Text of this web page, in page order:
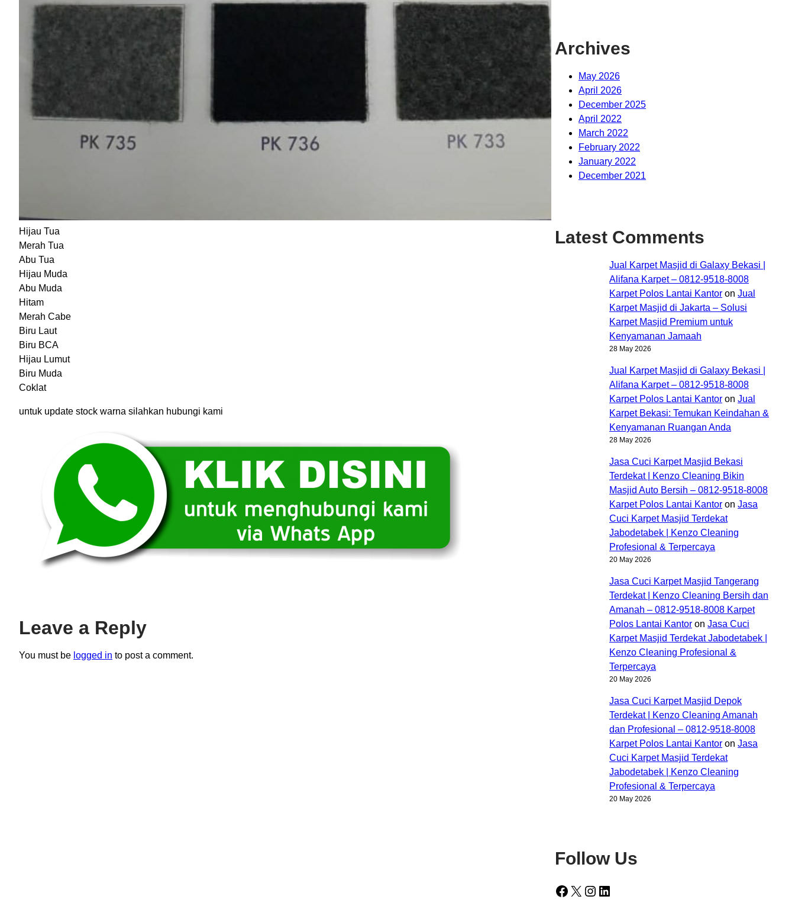
Hijau Tua
Merah Tua
Abu Tua
Hijau Muda
Abu Muda
Hitam
Merah Cabe
Biru Laut
Biru BCA
Hijau Lumut
Biru Muda
Coklat
untuk update stock warna silahkan hubungi kami
Leave a Reply
You must be logged in to post a comment.
Archives
May 2026
April 2026
December 2025
April 2022
March 2022
February 2022
January 2022
December 2021
Latest Comments
Jual Karpet Masjid di Galaxy Bekasi |
Alifana Karpet – 0812-9518-8008
Karpet Polos Lantai Kantor on Jual
Karpet Masjid di Jakarta – Solusi
Karpet Masjid Premium untuk
Kenyamanan Jamaah
28 May 2026
Jual Karpet Masjid di Galaxy Bekasi |
Alifana Karpet – 0812-9518-8008
Karpet Polos Lantai Kantor on Jual
Karpet Bekasi: Temukan Keindahan &
Kenyamanan Ruangan Anda
28 May 2026
Jasa Cuci Karpet Masjid Bekasi
Terdekat | Kenzo Cleaning Bikin
Masjid Auto Bersih – 0812-9518-8008
Karpet Polos Lantai Kantor on Jasa
Cuci Karpet Masjid Terdekat
Jabodetabek | Kenzo Cleaning
Profesional & Terpercaya
20 May 2026
Jasa Cuci Karpet Masjid Tangerang
Terdekat | Kenzo Cleaning Bersih dan
Amanah – 0812-9518-8008 Karpet
Polos Lantai Kantor on Jasa Cuci
Karpet Masjid Terdekat Jabodetabek |
Kenzo Cleaning Profesional &
Terpercaya
20 May 2026
Jasa Cuci Karpet Masjid Depok
Terdekat | Kenzo Cleaning Amanah
dan Profesional – 0812-9518-8008
Karpet Polos Lantai Kantor on Jasa
Cuci Karpet Masjid Terdekat
Jabodetabek | Kenzo Cleaning
Profesional & Terpercaya
20 May 2026
Follow Us
Facebook X Instagram LinkedIn